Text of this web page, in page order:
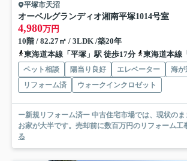
平塚市天沼
オーベルグランディオ湘南平塚1014号室
4,980万円
10階 / 82.27㎡ / 3LDK /築20年
東海道本線「平塚」駅 徒歩17分
東海道本線「茅ケ崎」駅 バス16分
ペット相談 陽当り良好 エレベーター
海が
リフォーム済
ウォークインクロゼット
ー新規リフォーム済ー 中古住宅市場では、現状の
お家が大半です。売却前に数百万円のリフォーム工
る